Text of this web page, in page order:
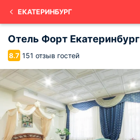
ЕКАТЕРИНБУРГ
Отель Форт Екатеринбург
8.7 151 отзыв гостей